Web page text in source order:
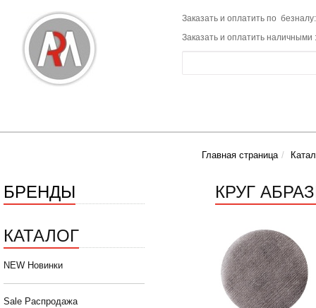
Заказать и оплатить по
Заказать и оплатить наличными
Главная страница
БРЕНДЫ
КАТАЛОГ
NEW Новинки
Sale Распродажа
КРУГ